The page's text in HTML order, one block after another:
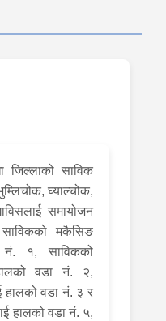
जिल्लाको साविक
घ्याल्चोक,
समायोजन
मकैसिङ
नं. १, साविकको
वडा नं. २,
हालको वडा नं. ३ र
हालको वडा नं. ५,